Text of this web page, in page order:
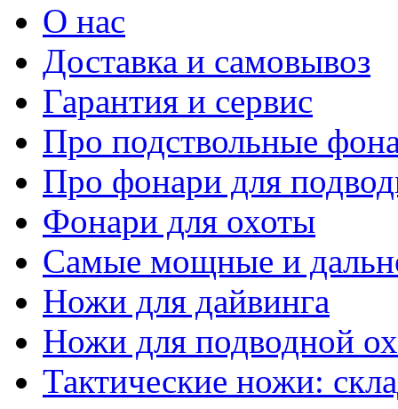
О нас
Доставка и самовывоз
Гарантия и сервис
Про подствольные
Про фонари для
Фонари для охоты
Самые мощные и
Ножи для дайвинга
Ножи для подводной
Тактические ножи: